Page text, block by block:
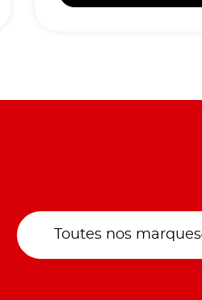
Toutes nos marques